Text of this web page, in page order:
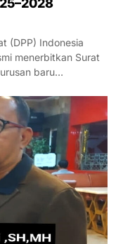
(DPP) Indonesia
menerbitkan Surat
baru…